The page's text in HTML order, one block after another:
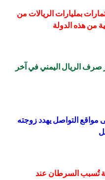
بمليارات الريالات من
من هذه الدولة
الريال اليمني في آخر
التواصل يهدد زوجته
يكشف عن 5 أطعمة تُسبب السرطان عند